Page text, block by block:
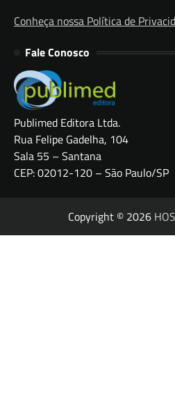
Conheça nossa Política de
Fale Conosco
Publimed Editora Ltda.
Rua Felipe Gadelha, 104
Sala 55 – Santana
CEP: 02012-120 – São Paulo/SP
Copyright © 2026